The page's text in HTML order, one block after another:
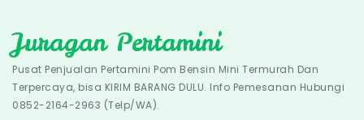
to
content
Juragan Pertamini
Pusat Penjualan Pertamini Pom Bensin Mini Termurah Dan
Terpercaya, bisa KIRIM BARANG DULU. Info Pemesanan Hubungi
0852-2164-2963 (Telp/WA).